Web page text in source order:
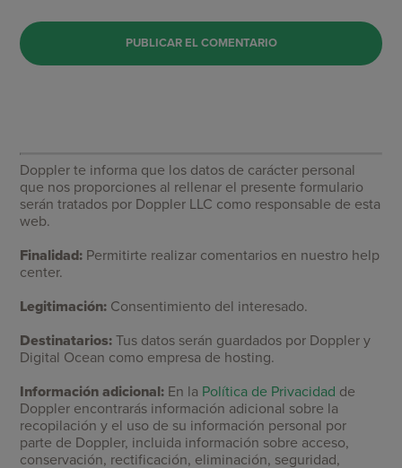
Doppler te informa que los datos de carácter personal
que nos proporciones al rellenar el presente formulario
serán tratados por Doppler LLC como responsable de esta
web.
Finalidad: Permitirte realizar comentarios en nuestro help
center.
Legitimación: Consentimiento del interesado.
Destinatarios: Tus datos serán guardados por Doppler y
Digital Ocean como empresa de hosting.
Información adicional: En la Política de Privacidad de
Doppler encontrarás información adicional sobre la
recopilación y el uso de su información personal por
parte de Doppler, incluida información sobre acceso,
conservación, rectificación, eliminación, seguridad,